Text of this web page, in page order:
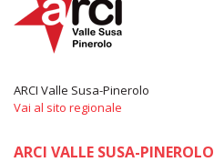
ARCI Valle Susa-Pinerolo
Vai al sito regionale
ARCI VALLE SUSA-PINEROLO